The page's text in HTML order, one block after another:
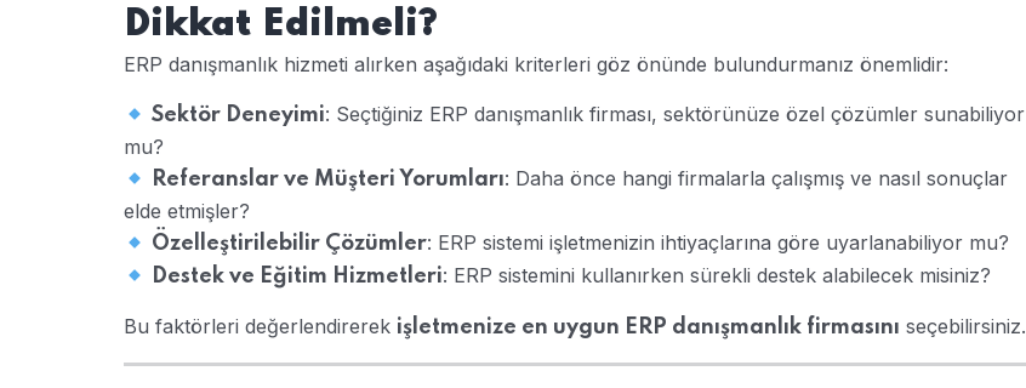
Dikkat Edilmeli?
ERP danışmanlık hizmeti alırken aşağıdaki kriterleri göz önünde bulundurmanız önemlidir:
Sektör Deneyimi: Seçtiğiniz ERP danışmanlık firması, sektörünüze özel çözümler sunabiliyor
mu?
Referanslar ve Müşteri Yorumları: Daha önce hangi firmalarla çalışmış ve nasıl sonuçlar
elde etmişler?
Özelleştirilebilir Çözümler: ERP sistemi işletmenizin ihtiyaçlarına göre uyarlanabiliyor mu?
Destek ve Eğitim Hizmetleri: ERP sistemini kullanırken sürekli destek alabilecek misiniz?
Bu faktörleri değerlendirerek işletmenize en uygun ERP danışmanlık firmasını seçebilirsiniz.